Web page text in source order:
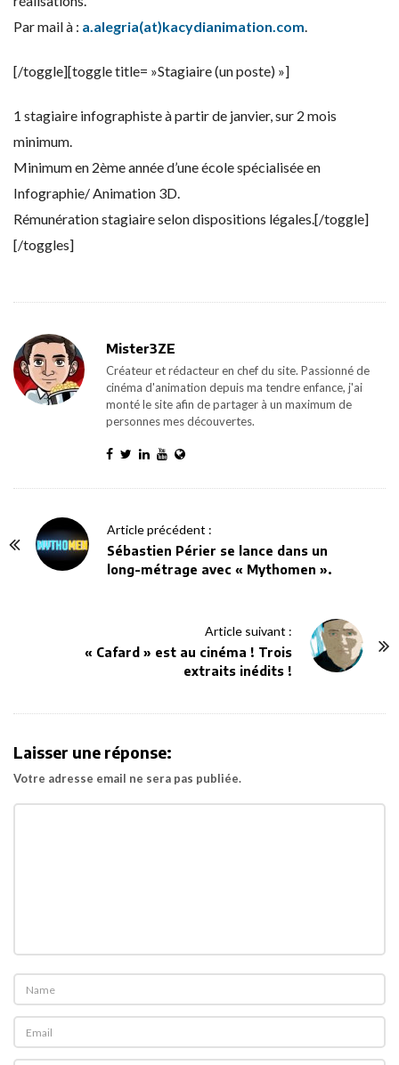
Par mail à : a.alegria(at)kacydianimation.com.
[/toggle][toggle title= »Stagiaire (un poste) »]
1 stagiaire infographiste à partir de janvier, sur 2 mois
minimum.
Minimum en 2ème année d’une école spécialisée en
Infographie/ Animation 3D.
Rémunération stagiaire selon dispositions légales.[/toggle]
[/toggles]
Mister3ZE
Créateur et rédacteur en chef du site. Passionné de
cinéma d'animation depuis ma tendre enfance, j'ai
monté le site afin de partager à un maximum de
personnes mes découvertes.
Article précédent :
Sébastien Périer se lance dans un
long-métrage avec « Mythomen ».
Article suivant :
« Cafard » est au cinéma ! Trois
extraits inédits !
Laisser une réponse:
Votre adresse email ne sera pas publiée.